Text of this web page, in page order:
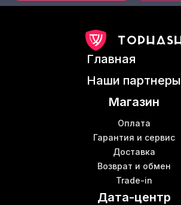
Главная
Наши партнеры
Магазин
Оплата
Гарантия и сервис
Доставка
Возврат и обмен
Trade-in
Дата-центр